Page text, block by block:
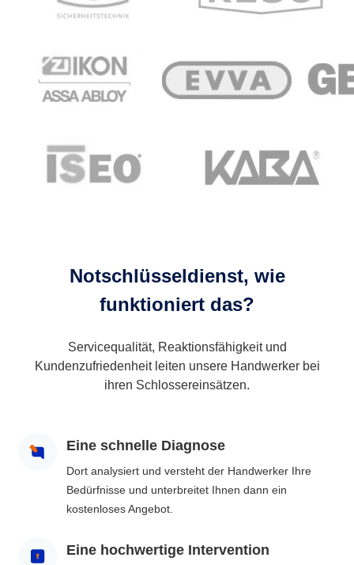
Notschlüsseldienst, wie
funktioniert das?
Servicequalität, Reaktionsfähigkeit und
Kundenzufriedenheit leiten unsere Handwerker bei
ihren Schlossereinsätzen.
Eine schnelle Diagnose
Dort analysiert und versteht der Handwerker Ihre
Bedürfnisse und unterbreitet Ihnen dann ein
kostenloses Angebot.
Eine hochwertige Intervention